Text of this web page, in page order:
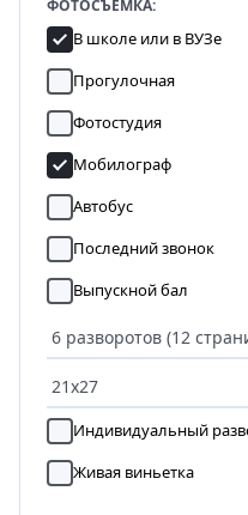
ФОТОСЪЕМКА:
В школе или в ВУЗе
Прогулочная
Фотостудия
Мобилограф
Автобус
Последний звонок
Выпускной бал
Индивидуальный
Живая виньетка